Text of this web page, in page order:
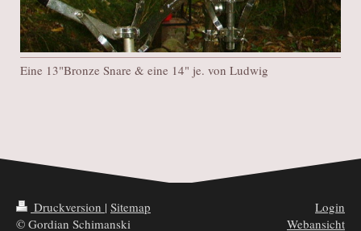
Eine 13"Bronze Snare & eine 14" je. von Ludwig
Druckversion | Sitemap
© Gordian Schimanski
Login
Webansicht